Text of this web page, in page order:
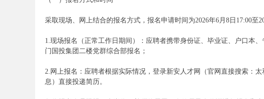
采取现场、网上结合的报名方式，报名申请时间为2026年6月8日17:00至
1.现场报名（正常工作日期间）：应聘者携带身份证、毕业证、户口本
门国投集团二楼党群综合部报名；
2.网上报名：应聘者根据实际情况，登录新安人才网（官网直接搜索：
息）直接投递简历。